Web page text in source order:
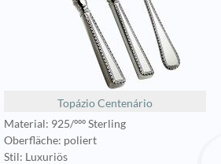
Topázio Centenário
Material: 925/ººº Sterling
Oberfläche: poliert
Stil: Luxuriös